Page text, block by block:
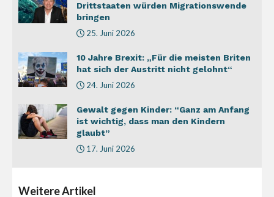
Drittstaaten würden Migrationswende
bringen
25. Juni 2026
10 Jahre Brexit: „Für die meisten Briten
hat sich der Austritt nicht gelohnt“
24. Juni 2026
Gewalt gegen Kinder: “Ganz am Anfang
ist wichtig, dass man den Kindern
glaubt”
17. Juni 2026
WeitereArtikel